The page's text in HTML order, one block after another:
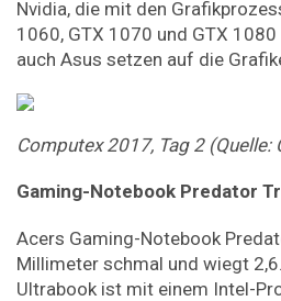
Nvidia, die mit den
1060, GTX 1070 und GTX
auch Asus setzen auf die
Computex 2017, Tag 2 (Quelle:
Gaming-Notebook Predator
Acers Gaming-Notebook
Millimeter schmal und wiegt
Ultrabook ist mit einem Intel-